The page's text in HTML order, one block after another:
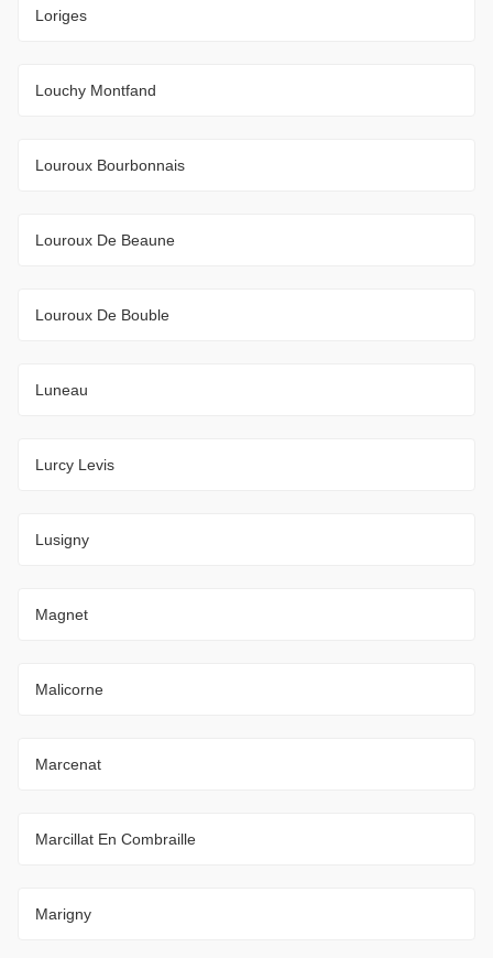
Loriges
Louchy Montfand
Louroux Bourbonnais
Louroux De Beaune
Louroux De Bouble
Luneau
Lurcy Levis
Lusigny
Magnet
Malicorne
Marcenat
Marcillat En Combraille
Marigny